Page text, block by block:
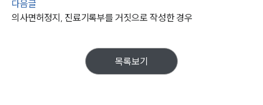
다음글
의사면허정지, 진료기록부를 거짓으로 작성한 경우
목록보기